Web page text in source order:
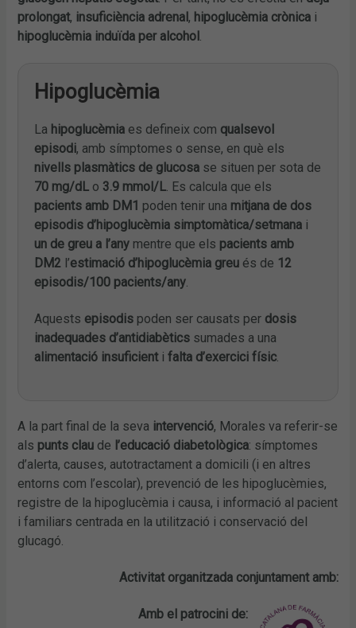
prolongat, insuficiència adrenal, hipoglucèmia crònica i
hipoglucèmia induïda per alcohol
Hipoglucèmia
La hipoglucèmia es defineix com qualsevol
episodi, amb símptomes o sense, en què els
nivells plasmàtics de glucosa se situen per sota de
70 mg/dL o 3.9 mmol/L. Es calcula que els
pacients amb DM1 poden tenir una mitjana de dos
episodis d’hipoglucèmia simptomàtica/setmana i
un de greu a l’any mentre que els pacients amb
DM2 l’estimació d’hipoglucèmia greu és de 12
episodis/100 pacients/any.
Aquests episodis poden ser causats per dosis
inadequades d’antidiabètics sumades a una
alimentació insuficient ifalta d’exercici físic.
A la part final de la seva intervenció, Morales va referir-se
als punts clau de l’educació diabetològica: símptomes
d’alerta, causes, autotractament a domicili (i en altres
entorns com l’escolar), prevenció de les hipoglucèmies,
registre de la hipoglucèmia i causa, i informació al pacient
i familiars centrada en la utilització i conservació del
glucagó.
Activitat organitzada conjuntament amb:
Amb el patrocini de: